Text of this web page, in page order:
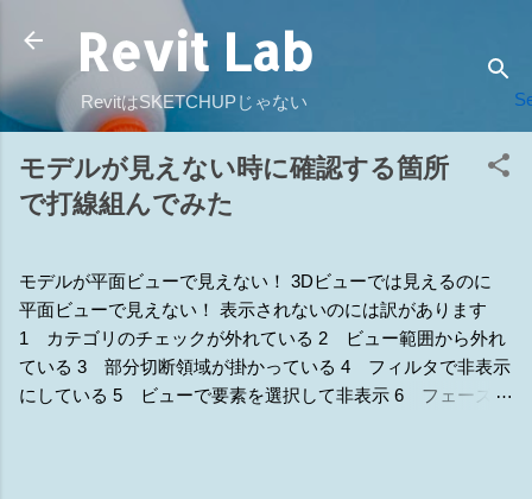
スキップしてメイン コンテンツに移動
Revit Lab
RevitはSKETCHUPじゃない
モデルが見えない時に確認する箇所
で打線組んでみた
モデルが平面ビューで見えない！ 3Dビューでは見えるのに
平面ビューで見えない！ 表示されないのには訳があります
1 カテゴリのチェックが外れている 2 ビュー範囲から外れ
ている 3 部分切断領域が掛かっている 4 フィルタで非表示
にしている 5 ビューで要素を選択して非表示 6 フェーズの